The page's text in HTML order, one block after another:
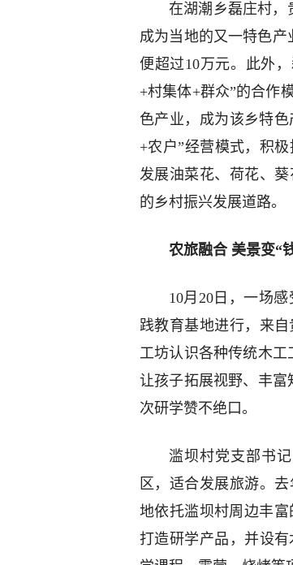
在湖潮乡磊庄村，
成为当地的又一特色产
便超过10万元。此外
+村集体+群众”的合作
色产业，成为该乡特
+农户”经营模式，积
发展油菜花、荷花、
的乡村振兴发展道路。
农旅融合 美景变“
10月20日，一场
践教育基地进行，来
工坊认识各种传统木
让孩子拓展视野、丰富
次研学赞不绝口。
滥坝村党支部书
区，适合发展旅游。
地依托滥坝村周边丰
打造研学产品，并设